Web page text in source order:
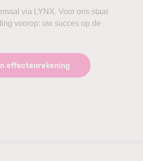
via LYNX. Voor ons staat
voorop: uw succes op de
effectenrekening